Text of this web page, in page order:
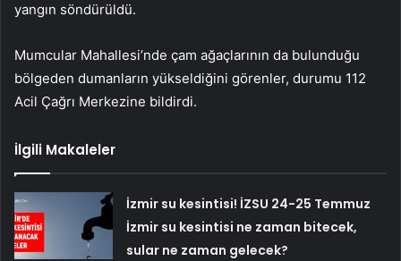
yangın söndürüldü.
Mumcular Mahallesi’nde çam ağaçlarının da bulunduğu
bölgeden dumanların yükseldiğini görenler, durumu 112
Acil Çağrı Merkezine bildirdi.
İlgili Makaleler
İzmir su kesintisi! İZSU 24-25 Temmuz
İzmir su kesintisi ne zaman bitecek,
sular ne zaman gelecek?